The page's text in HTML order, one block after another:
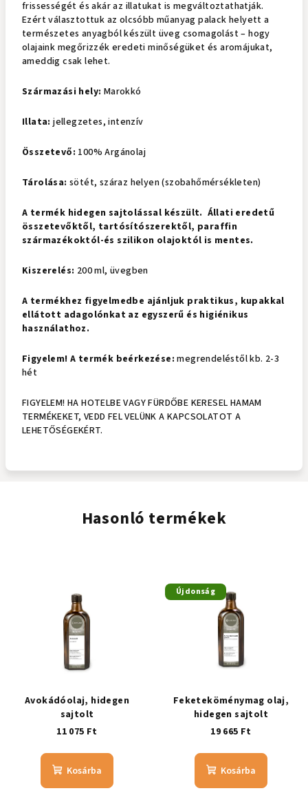
frissességét és akár az illatukat is megváltoztathatják.
Ezért választottuk az olcsóbb műanyag palack helyett a
természetes anyagból készült üveg csomagolást – hogy
olajaink megőrizzék eredeti minőségüket és aromájukat,
ameddig csak lehet.
Származási hely: Marokkó
Illata:jellegzetes, intenzív
Összetevő: 100% Argánolaj
Tárolása: sötét, száraz helyen (szobahőmérsékleten)
A termék hidegen sajtolással készült. Állati eredetű
összetevőktől, tartósítószerektől, paraffin
származékoktól-és szilikon olajoktól is mentes.
Kiszerelés: 200 ml, üvegben
A termékhez figyelmedbe ajánljuk praktikus, kupakkal
ellátott adagolónkat az egyszerű és higiénikus
használathoz.
Figyelem! A termék beérkezése: megrendeléstől kb. 2-3
hét
FIGYELEM! HA HOTELBE VAGY FÜRDŐBE KERESEL HAMAM
TERMÉKEKET, VEDD FEL VELÜNK A KAPCSOLATOT A
LEHETŐSÉGEKÉRT.
Hasonló termékek
Avokádóolaj, hidegen
sajtolt
11 075 Ft
Kosárba
Újdonság
Feketeköménymag olaj,
hidegen sajtolt
19 665 Ft
Kosárba